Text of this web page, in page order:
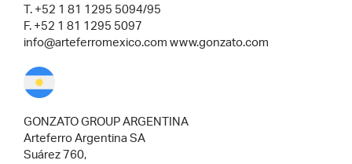
T. +52 1 81 1295 5094/95
F. +52 1 81 1295 5097
info@arteferromexico.com www.gonzato.com
GONZATO GROUP ARGENTINA
Arteferro Argentina SA
Suárez 760,